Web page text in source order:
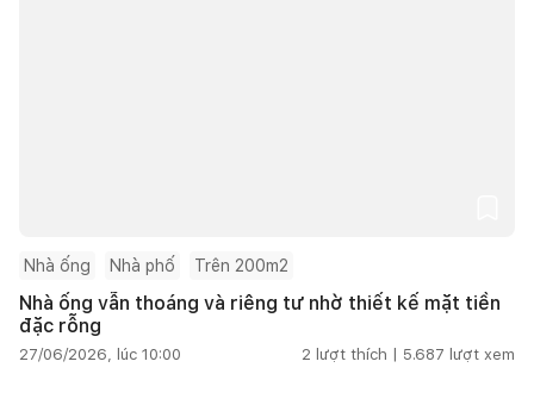
Nhà ống Nhà phố Trên 200m2
Nhà ống vẫn thoáng và riêng tư nhờ thiết kế mặt tiền
đặc rỗng
27/06/2026, lúc 10:00 2 lượt thích | 5.687 lượt xem